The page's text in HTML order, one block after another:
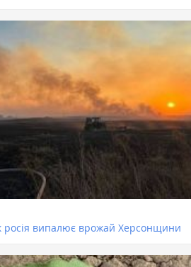
росія випалює врожай Херсонщини